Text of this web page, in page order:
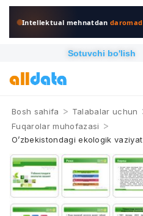
Intellektual mehnatdan
Sotuvchi bo'lish
Bosh sahifa > Talabalar uchun
Fuqarolar muhofazasi >
O’zbekistondagi ekologik vaziyat